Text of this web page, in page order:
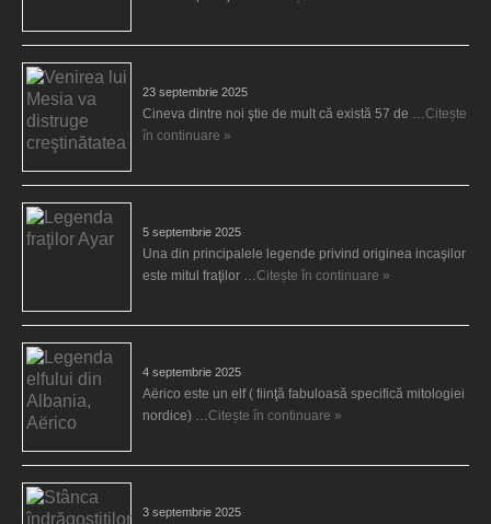
23 septembrie 2025
Cineva dintre noi ştie de mult că există 57 de … Citește
în continuare »
5 septembrie 2025
Una din principalele legende privind originea incaşilor
este mitul fraţilor … Citește în continuare »
4 septembrie 2025
Aërico este un elf ( fiinţă fabuloasă specifică mitologiei
nordice) … Citește în continuare »
3 septembrie 2025